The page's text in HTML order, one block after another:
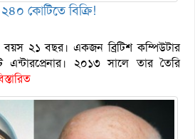
২৪০ কোটিতে বিক্রি!
বয়স ২১ বছর। একজন ব্রিটিশ কম্পিউটার
এন্টারপ্রেনার। ২০১৩ সালে তার তৈরি